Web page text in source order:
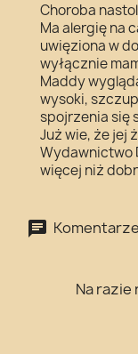
Choroba
Ma alergię na
uwięziona w
wyłącznie
Maddy
wysoki,
spojrzenia się
Już wie, że jej
Wydawnictwo
więcej niż
Na razie